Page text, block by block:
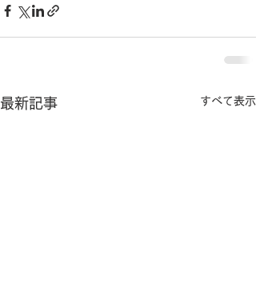
最新記事 すべて表示